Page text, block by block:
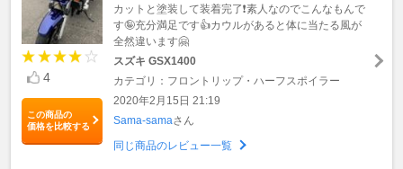
4
この商品の
価格を比較する
カットと塗装して装着完了❗️素人なのでこんなもんで
す🤪充分満足です👍カウルがあると体に当たる風が
全然違います🤗
スズキ GSX1400
カテゴリ：フロントリップ・ハーフスポイラー
2020年2月15日 21:19
Sama-samaさん
同じ商品のレビュー一覧